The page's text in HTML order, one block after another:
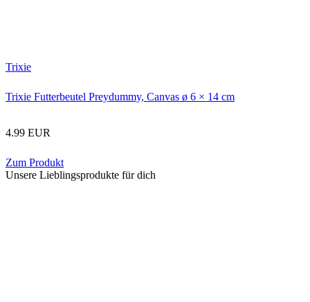
Trixie
Trixie Futterbeutel Preydummy, Canvas ø 6 × 14 cm
4.99 EUR
Zum Produkt
Unsere Lieblingsprodukte für dich